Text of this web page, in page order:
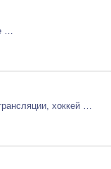
…
хоккей …